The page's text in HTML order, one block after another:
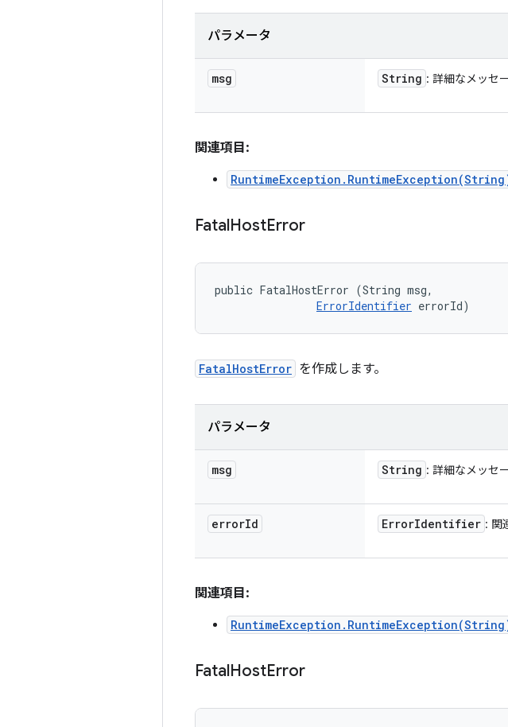
パラメータ
msg String : 詳細なメッセ
関連項目:
FatalHostError
public FatalHostError (String msg,
ErrorIdentifier errorId)
FatalHostError を作成します。
パラメータ
msg String : 詳細なメッセ
errorId ErrorIdentifier : 関
関連項目:
FatalHostError